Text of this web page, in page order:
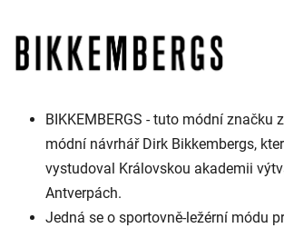
BIKKEMBERGS - tuto módní značku
módní návrhář Dirk Bikkembergs,
vystudoval Královskou akademii
Antverpách.
Jedná se o sportovně-ležérní módu